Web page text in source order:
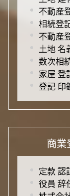
不動産
相続登
不動産
土地 名
数次相
家屋 登
登記 印
商業
定款 認
役員 辞